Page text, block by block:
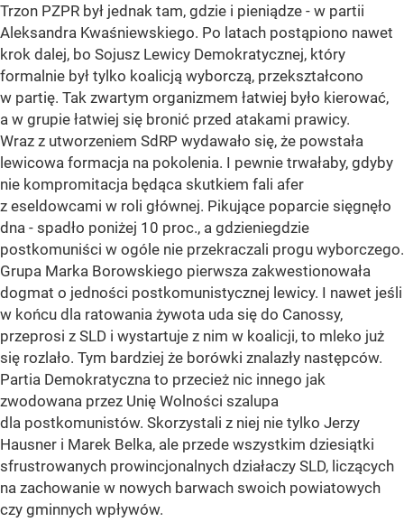
Trzon PZPR był jednak tam, gdzie i pieniądze - w partii
Aleksandra Kwaśniewskiego. Po latach postąpiono nawet
krok dalej, bo Sojusz Lewicy Demokratycznej, który
formalnie był tylko koalicją wyborczą, przekształcono
w partię. Tak zwartym organizmem łatwiej było kierować,
a w grupie łatwiej się bronić przed atakami prawicy.
Wraz z utworzeniem SdRP wydawało się, że powstała
lewicowa formacja na pokolenia. I pewnie trwałaby, gdyby
nie kompromitacja będąca skutkiem fali afer
z eseldowcami w roli głównej. Pikujące poparcie sięgnęło
dna - spadło poniżej 10 proc., a gdzieniegdzie
postkomuniści w ogóle nie przekraczali progu wyborczego.
Grupa Marka Borowskiego pierwsza zakwestionowała
dogmat o jedności postkomunistycznej lewicy. I nawet jeśli
w końcu dla ratowania żywota uda się do Canossy,
przeprosi z SLD i wystartuje z nim w koalicji, to mleko już
się rozlało. Tym bardziej że borówki znalazły następców.
Partia Demokratyczna to przecież nic innego jak
zwodowana przez Unię Wolności szalupa
dla postkomunistów. Skorzystali z niej nie tylko Jerzy
Hausner i Marek Belka, ale przede wszystkim dziesiątki
sfrustrowanych prowincjonalnych działaczy SLD, liczących
na zachowanie w nowych barwach swoich powiatowych
czy gminnych wpływów.